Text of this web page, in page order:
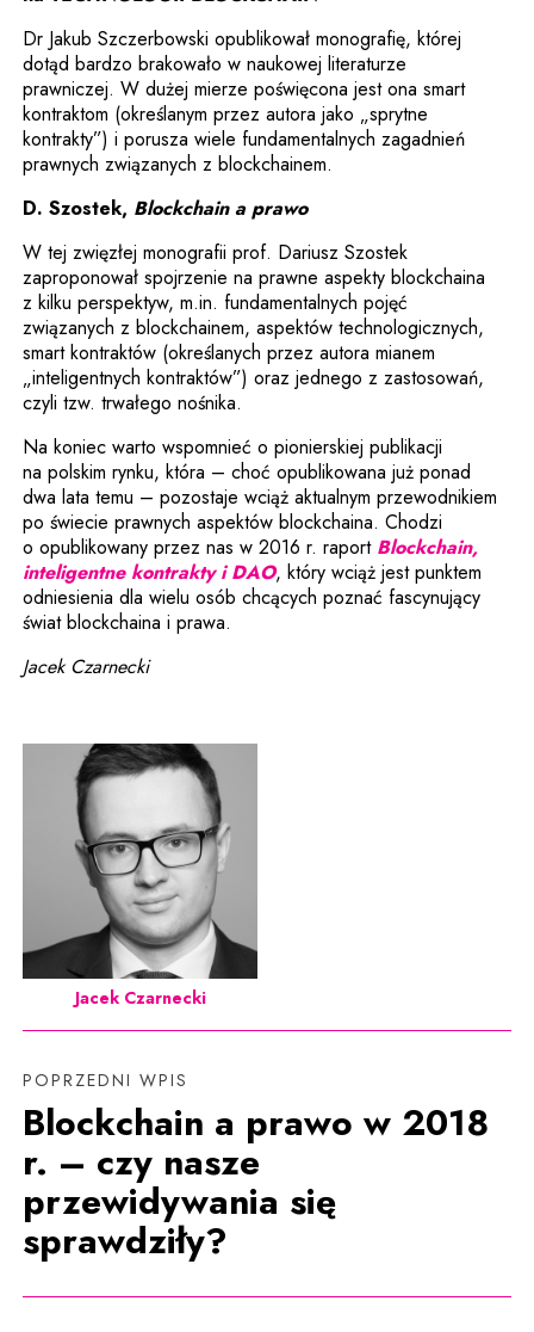
Dr Jakub Szczerbowski opublikował monografię, której
dotąd bardzo brakowało w naukowej literaturze
prawniczej. W dużej mierze poświęcona jest ona smart
kontraktom (określanym przez autora jako „sprytne
kontrakty”) i porusza wiele fundamentalnych zagadnień
prawnych związanych z blockchainem.
D. Szostek, Blockchain a prawo
W tej zwięzłej monografii prof. Dariusz Szostek
zaproponował spojrzenie na prawne aspekty blockchaina
z kilku perspektyw, m.in. fundamentalnych pojęć
związanych z blockchainem, aspektów technologicznych,
smart kontraktów (określanych przez autora mianem
„inteligentnych kontraktów”) oraz jednego z zastosowań,
czyli tzw. trwałego nośnika.
Na koniec warto wspomnieć o pionierskiej publikacji
na polskim rynku, która – choć opublikowana już ponad
dwa lata temu – pozostaje wciąż aktualnym przewodnikiem
po świecie prawnych aspektów blockchaina. Chodzi
o opublikowany przez nas w 2016 r. raport Blockchain,
inteligentne kontrakty i DAO, który wciąż jest punktem
odniesienia dla wielu osób chcących poznać fascynujący
świat blockchaina i prawa.
Jacek Czarnecki
Jacek Czarnecki
POPRZEDNI WPIS
Blockchain a prawo w 2018
r. – czy nasze
przewidywania się
sprawdziły?